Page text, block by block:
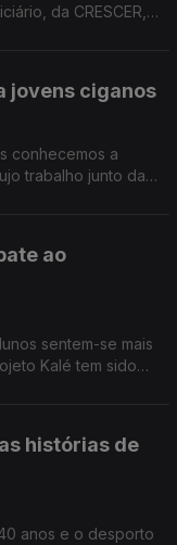
da CRESCER,
jovens ciganos
conhecemos a
trabalho junto da
ao
sentem-se mais
Kalé tem sido
histórias de
anos e o desporto